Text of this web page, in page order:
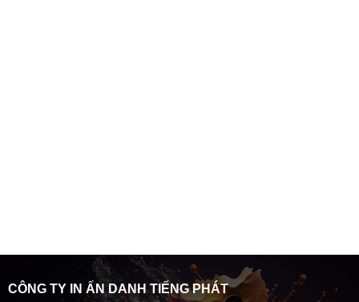
CÔNG TY IN ẤN DANH TIẾNG PHÁT